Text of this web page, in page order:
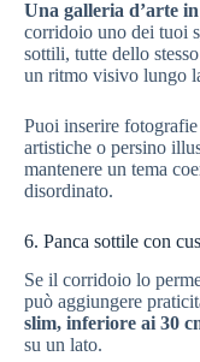
Una galleria d’arte
corridoio uno dei tuoi
sottili, tutte dello
un ritmo visivo lungo
Puoi inserire
artistiche o persino
mantenere un tema
disordinato.
6. Panca sottile con
Se il corridoio lo
può aggiungere
slim, inferiore ai 30
su un lato.